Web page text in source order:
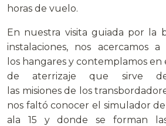
horas de vuelo.
En nuestra visita guiada por la
instalaciones, nos acercamos a
los hangares y contemplamos
de aterrizaje que sirve
las misiones de los
nos faltó conocer el simulador de
ala 15 y donde se forman